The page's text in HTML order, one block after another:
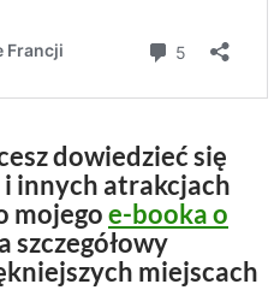
dowiedzieć się
innych atrakcjach
mojegoe-booka o
szczegółowy
miejscach